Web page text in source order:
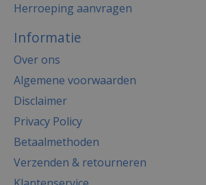
Herroeping aanvragen
Informatie
Over ons
Algemene voorwaarden
Disclaimer
Privacy Policy
Betaalmethoden
Verzenden & retourneren